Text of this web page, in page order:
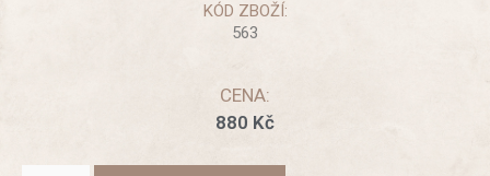
KÓD ZBOŽÍ:
563
CENA:
880 Kč